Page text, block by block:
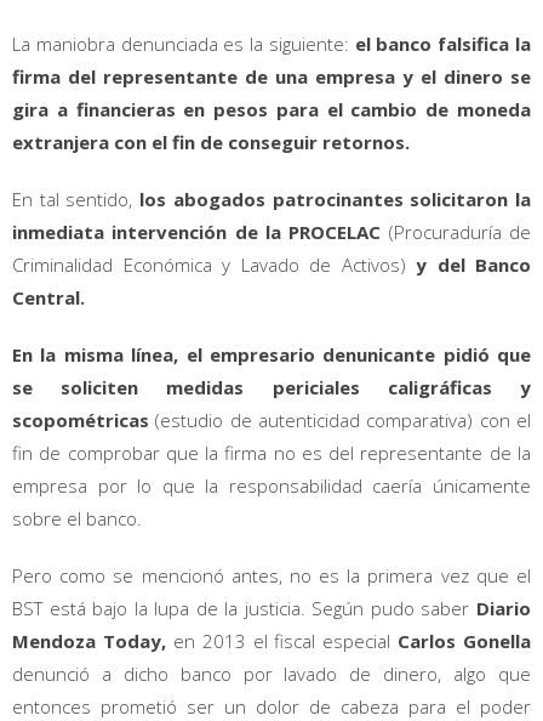
La maniobra denunciada es la siguiente: el banco falsifica la
firma del representante de una empresa y el dinero se
gira a financieras en pesos para el cambio de moneda
extranjera con el fin de conseguir retornos.
En tal sentido, los abogados patrocinantes solicitaron la
inmediata intervención de la PROCELAC (Procuraduría de
Criminalidad Económica y Lavado de Activos) y del Banco
Central.
En la misma línea, el empresario denunicante pidió que
se soliciten medidas periciales caligráficas y
scopométricas (estudio de autenticidad comparativa) con el
fin de comprobar que la firma no es del representante de la
empresa por lo que la responsabilidad caería únicamente
sobre el banco.
Pero como se mencionó antes, no es la primera vez que el
BST está bajo la lupa de la justicia. Según pudo saber Diario
Mendoza Today,en 2013 el fiscal especial Carlos Gonella
denunció a dicho banco por lavado de dinero, algo que
entonces prometió ser un dolor de cabeza para el poder